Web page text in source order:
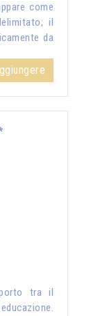
come
il
da
tra il